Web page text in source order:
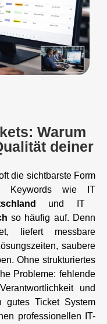
Warum
deiner
die sichtbarste Form
Keywords wie IT
und IT
so häufig auf. Denn
liefert messbare
saubere
Ohne strukturiertes
Probleme: fehlende
und
gutes Ticket System
professionellen IT-